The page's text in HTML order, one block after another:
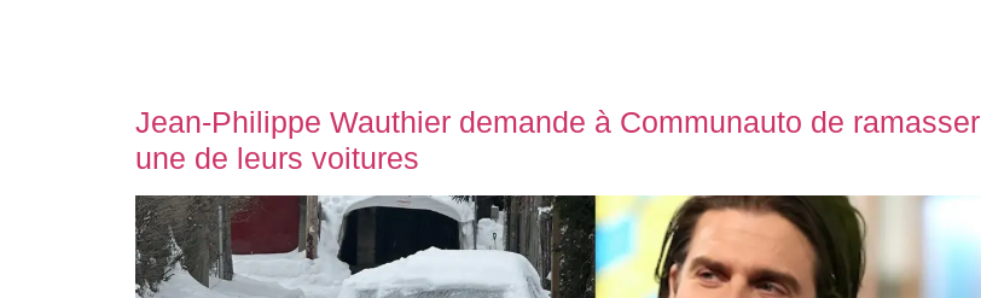
Jean-Philippe Wauthier demande à Communauto de ramasser
une de leurs voitures